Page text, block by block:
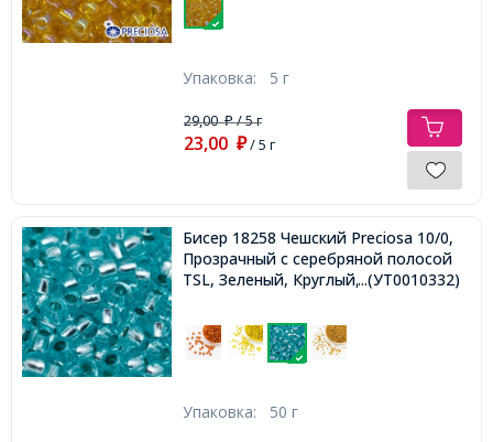
Упаковка: 5 г
29,00₽/ 5 г
23,00 ₽/ 5 г
Бисер 18258 Чешский Preciosa 10/0,
Прозрачный с серебряной полосой
TSL, Зеленый, Круглый,...(УТ0010332)
Упаковка: 50 г